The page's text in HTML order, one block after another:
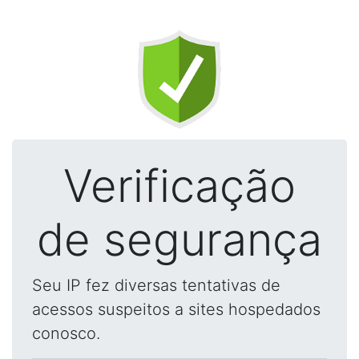
Verificação
de segurança
Seu IP fez diversas tentativas de
acessos suspeitos a sites hospedados
conosco.